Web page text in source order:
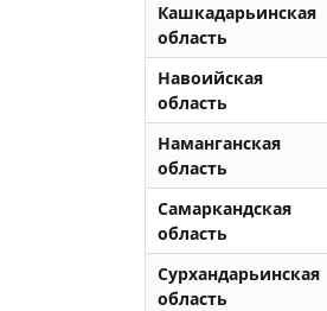
Кашкадарьинская
область
Навоийская
область
Наманганская
область
Самаркандская
область
Сурхандарьинская
область